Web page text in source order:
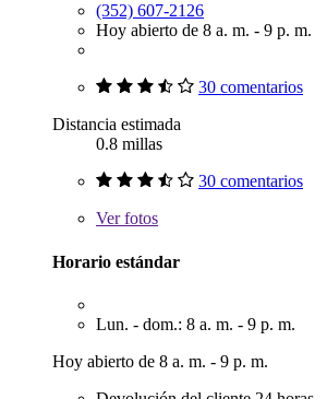
(352) 607-2126
Hoy abierto de 8 a. m. - 9 p. m.
30 comentarios
Distancia estimada
0.8 millas
30 comentarios
Verfotos
Horario estándar
Lun. - dom.: 8 a. m. - 9 p. m.
Hoy abierto de 8 a. m. - 9 p. m.